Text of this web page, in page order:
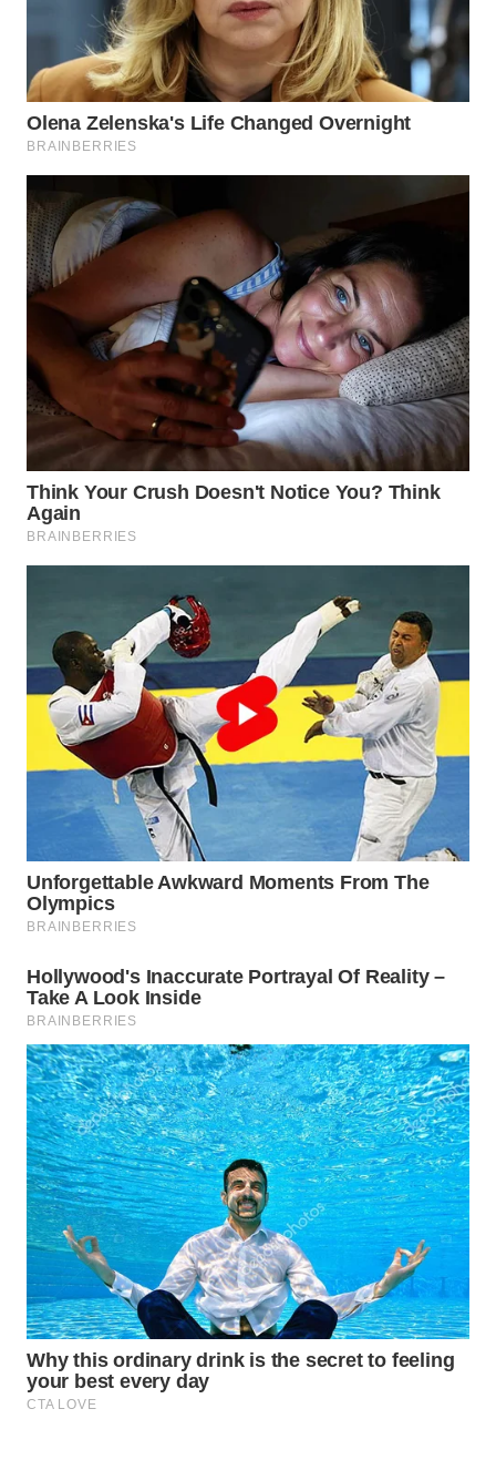
BORNEO
Wahana
Media
Group
WAHANA
NEWS
WAHANA
TANI
WAHANA
ADVOKAT
WAHANA
INFRASTRUKTUR
WAHANA
LISTRIK
WAHANA
TRAVEL
WAHANA
TV
WAHANANEWS
ID
WAHANANEWS
NET
WAHANA
SPORT
WAHANA
UMKM
WAHANA
SELEB
WAHANA
PERSONA